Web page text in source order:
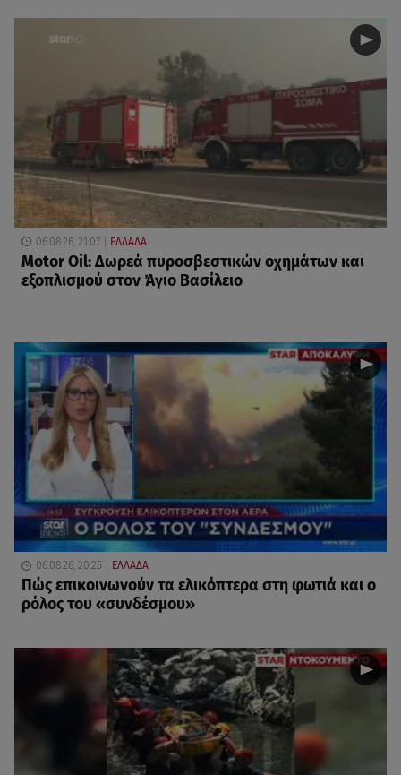
06.08.26, 21:07 ΕΛΛΑΔΑ
Motor Oil: Δωρεά πυροσβεστικών οχημάτων και
εξοπλισμού στον Άγιο Βασίλειο
06.08.26, 20:25 ΕΛΛΑΔΑ
Πώς επικοινωνούν τα ελικόπτερα στη φωτιά και ο
ρόλος του «συνδέσμου»